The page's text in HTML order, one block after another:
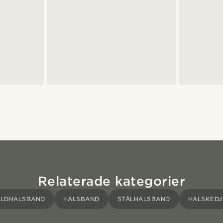
Relaterade kategorier
HALSBAND STÅLHALSBAND